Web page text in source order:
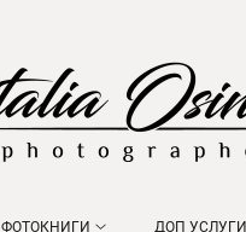
ФОТОКНИГИ ДОП УСЛУГИ